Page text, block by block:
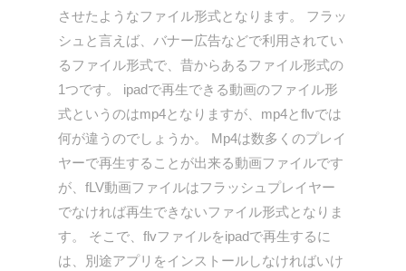
させたようなファイル形式となります。 フラッ
シュと言えば、バナー広告などで利用されてい
るファイル形式で、昔からあるファイル形式の
1つです。 ipadで再生できる動画のファイル形
式というのはmp4となりますが、mp4とflvでは
何が違うのでしょうか。 Mp4は数多くのプレイ
ヤーで再生することが出来る動画ファイルです
が、fLV動画ファイルはフラッシュプレイヤー
でなければ再生できないファイル形式となりま
す。 そこで、flvファイルをipadで再生するに
は、別途アプリをインストールしなければいけ